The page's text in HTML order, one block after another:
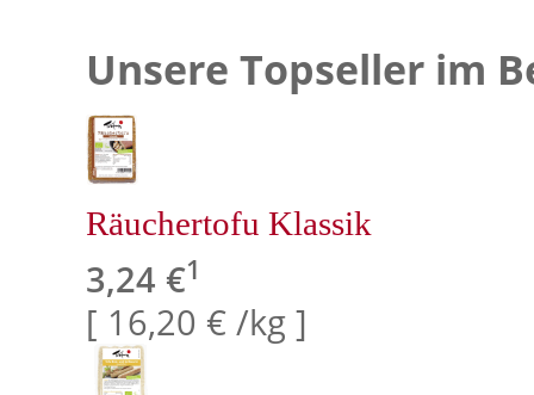
Unsere Topseller im
Räuchertofu Klassik
3,24 €1
[ 16,20 € /kg ]